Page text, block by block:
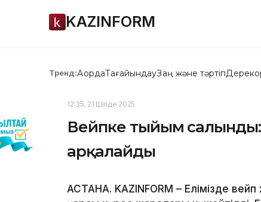
KAZINFORM
Тренд:АқордаТағайындауЗаң және тәртіп
12:35, 21 Шілде 2025
Вейпке тыйым салынды:
арқалайды
АСТАНА. KAZINFORM – Елімізде